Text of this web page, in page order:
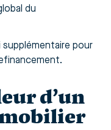
du
pour
d’un